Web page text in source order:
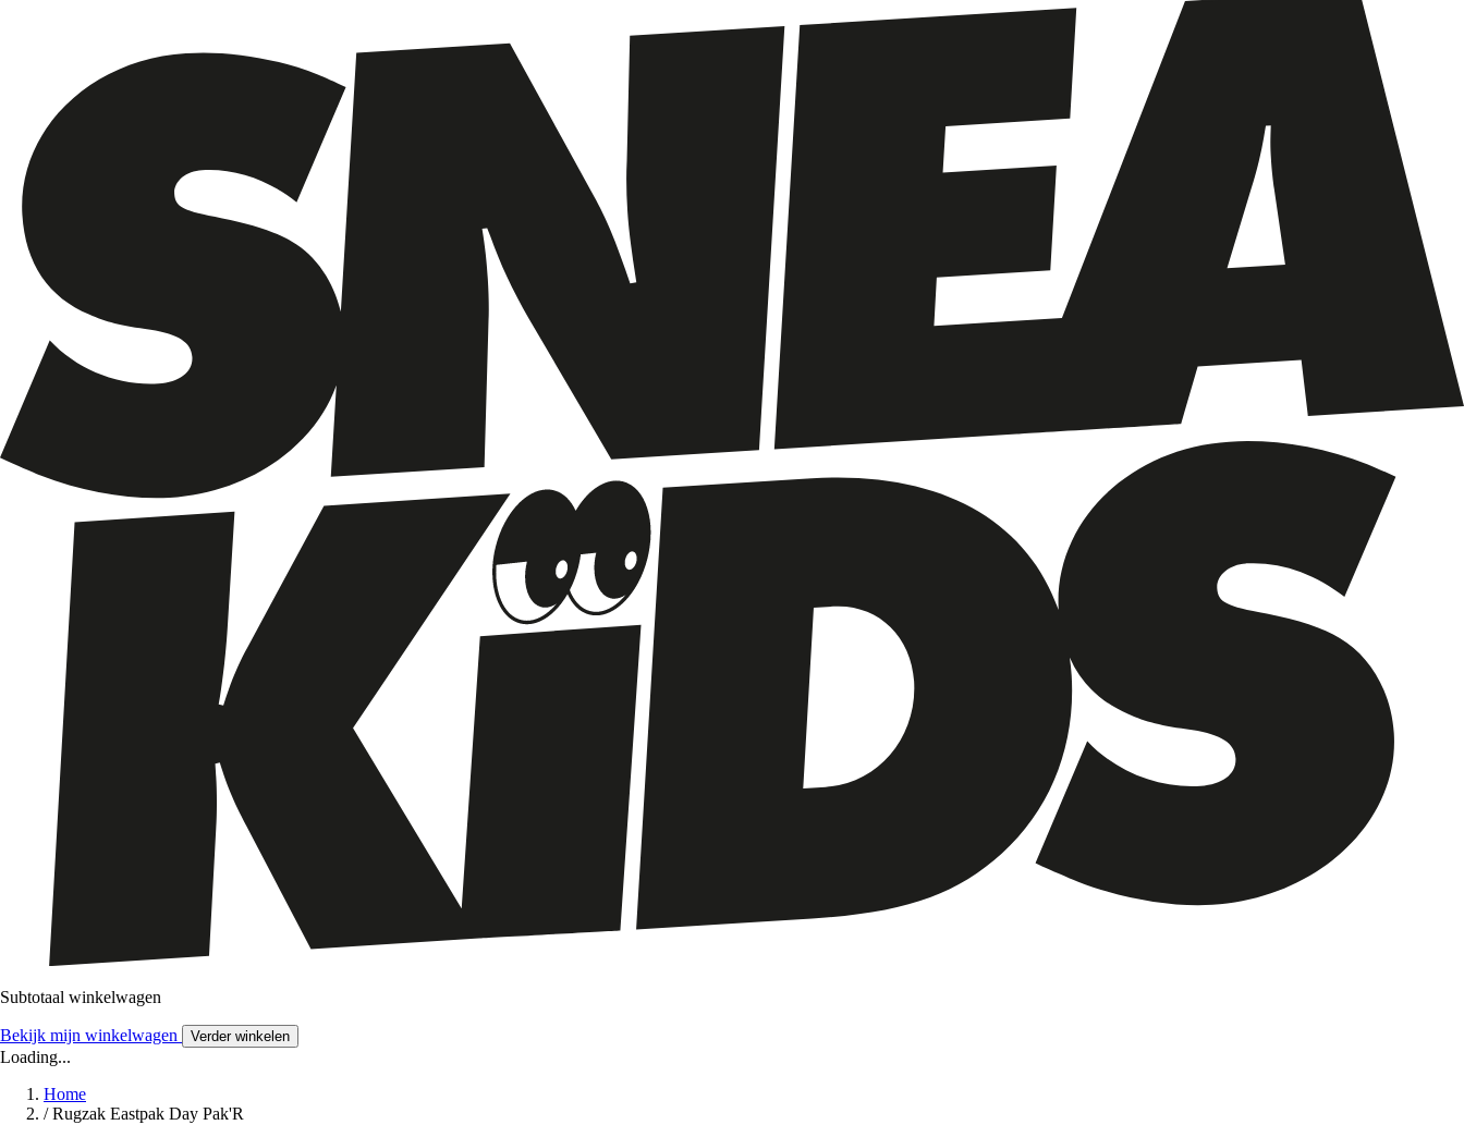
Subtotaal winkelwagen
Bekijk mijn winkelwagen Verder winkelen
Loading...
Home
/ Rugzak Eastpak Day Pak'R